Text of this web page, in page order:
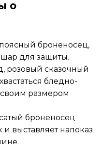
о
броненосец,
шар для защиты.
розовый сказочный
бледно-
размером
броненосец
и выставляет напоказ